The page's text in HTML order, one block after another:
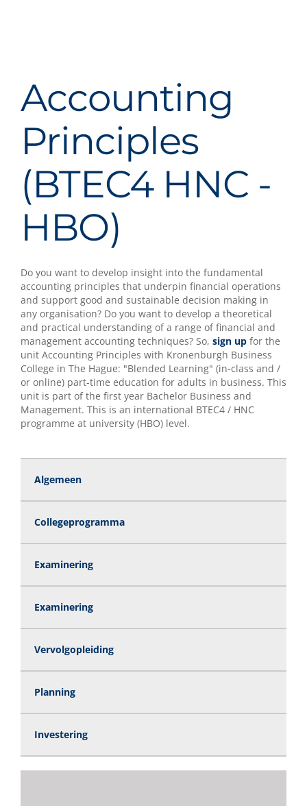
Accounting
Principles
(BTEC4 HNC -
HBO)
Do you want to develop insight into the fundamental
accounting principles that underpin financial operations
and support good and sustainable decision making in
any organisation? Do you want to develop a theoretical
and practical understanding of a range of financial and
management accounting techniques? So, sign up for the
unit Accounting Principles with Kronenburgh Business
College in The Hague: "Blended Learning" (in-class and /
or online) part-time education for adults in business. This
unit is part of the first year Bachelor Business and
Management. This is an international BTEC4 / HNC
programme at university (HBO) level.
Algemeen
Collegeprogramma
Examinering
Examinering
Vervolgopleiding
Planning
Investering